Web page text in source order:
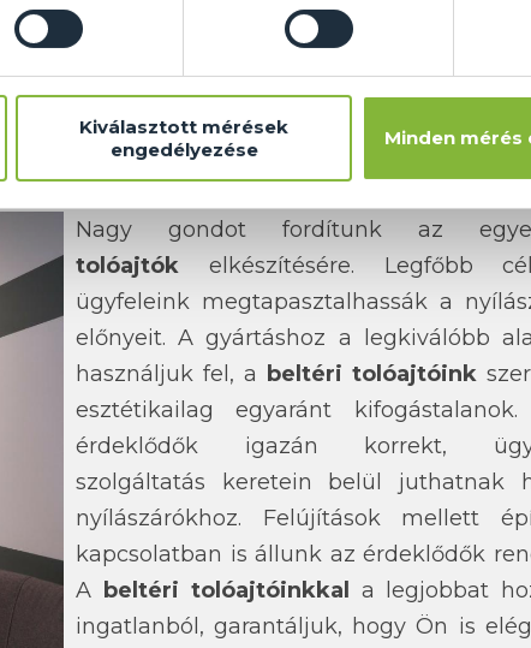
Kiválasztott mérések
engedélyezése
Minden mérés
ízléses megoldásokat kínálunk a beltéri
is teljesítünk, a megrendelők bátran
kivitelben!
Nagy gondot fordítunk az
tolóajtók elkészítésére. Legfőbb
ügyfeleink megtapasztalhassák a
előnyeit. A gyártáshoz a legkiválóbb
használjuk fel, a beltéri tolóajtóink
esztétikailag egyaránt
érdeklődők igazán korrekt,
szolgáltatás keretein belül juthatnak
nyílászárókhoz. Felújítások mellett
kapcsolatban is állunk az érdeklődők
A beltéri tolóajtóinkkal
a legjobbat
ingatlanból, garantáljuk, hogy Ön is